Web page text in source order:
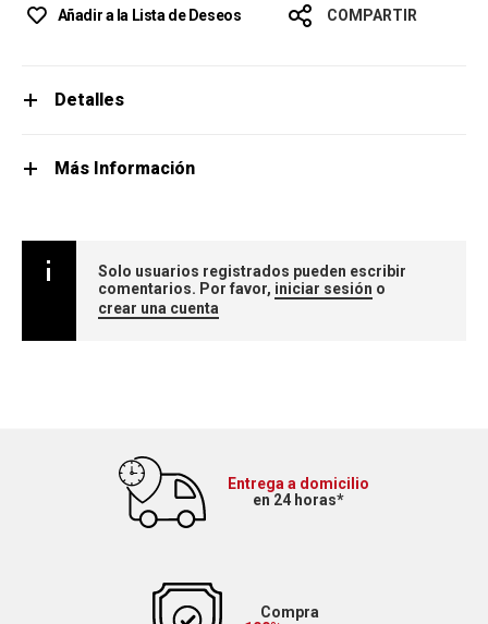
Añadir a la Lista de Deseos COMPARTIR
Detalles
Más Información
Solo usuarios registrados pueden escribir
comentarios. Por favor, iniciar sesión o
crear una cuenta
Entrega a domicilio
en 24 horas*
Compra